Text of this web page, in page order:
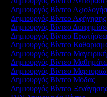
Δημιουργός Βίντεο
Δημιουργός Βίντεο Αφήγησης
Δημιουργός Βίντεο
Δημιουργός Βίντεο
Δημιουργός Βίντεο
Δημιουργός Βίντεο
Δημιουργός Βίντεο
Δημιουργός Βίντεο
Δημιουργός Βίντεο Μόδας
Δημιουργός Βίντεο Ξενάγησης